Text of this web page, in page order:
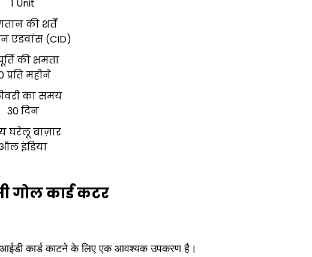
1 Unit
की शर्तें
एडवांस (CID)
की क्षमता
प्रति महीने
का समय
30 दिन
घरेलू बाज़ार
ऑल इंडिया
गोल कार्ड कटर
आईडी कार्ड काटने के लिए एक आवश्यक उपकरण है।